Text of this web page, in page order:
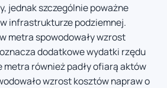
jednak szczególnie poważne
infrastrukturze podziemnej.
metra spowodowały wzrost
dodatkowe wydatki rzędu
metra również padły ofiarą aktów
wzrost kosztów napraw o